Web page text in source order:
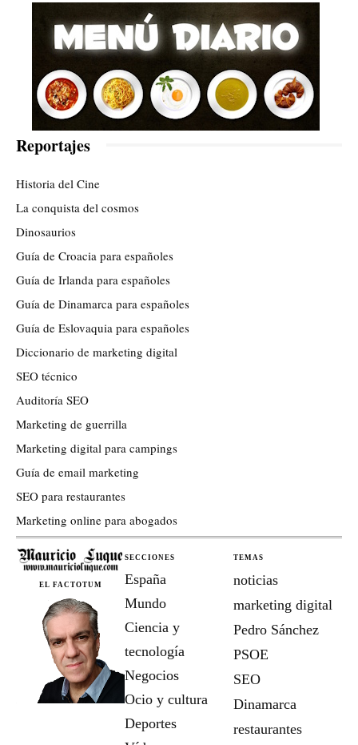
Reportajes
Historia del Cine
La conquista del cosmos
Dinosaurios
Guía de Croacia para españoles
Guía de Irlanda para españoles
Guía de Dinamarca para españoles
Guía de Eslovaquia para españoles
Diccionario de marketing digital
SEO técnico
Auditoría SEO
Marketing de guerrilla
Marketing digital para campings
Guía de email marketing
SEO para restaurantes
Marketing online para abogados
EL FACTOTUM
SECCIONES
España
Mundo
Ciencia y
tecnología
Negocios
Ocio y cultura
Deportes
TEMAS
noticias
marketing digital
Pedro Sánchez
PSOE
SEO
Dinamarca
restaurantes